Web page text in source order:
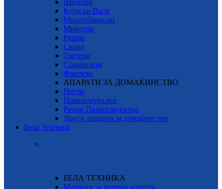
Шејкери
Кујнски Ваги
Микробранови
Миксери
Решоа
Скари
Тостери
Соковници
Фритези
АПАРАТИ ЗА ДОМАЌИНСТВО
Пегли
Правосмукалки
Рачни Правосмукалки
Други апарати за домаќинство
Бела Техника
БЕЛА ТЕХНИКА
Машини за перење алишта